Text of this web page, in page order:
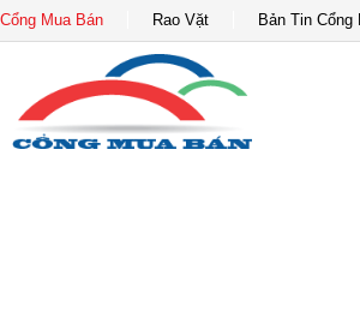
Cổng Mua Bán Rao Vặt Bản Tin Cổng